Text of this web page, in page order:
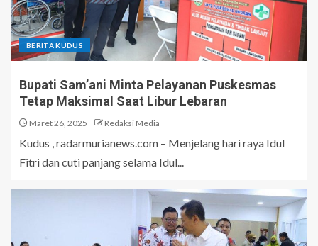
BERITA KUDUS
Bupati Sam’ani Minta Pelayanan Puskesmas
Tetap Maksimal Saat Libur Lebaran
Maret 26, 2025 Redaksi Media
Kudus , radarmurianews.com – Menjelang hari raya Idul
Fitri dan cuti panjang selama Idul...